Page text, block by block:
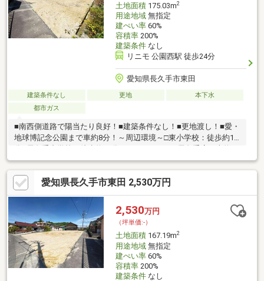
土地面積175.03m2
用途地域無指定
建ぺい率60%
容積率200%
建築条件なし
リニモ 公園西駅 徒歩24分
愛知県長久手市東田
建築条件なし 更地
本下水
都市ガス
■南西側道路で陽当たり良好！■建築条件なし！■更地渡し！■愛・
地球博記念公園まで車約8分！～周辺環境～□東小学校：徒歩約18
分□セブンイレブン長久手前熊寺田店：徒歩約19分□愛・地球博記
念公園：車約8分
愛知県長久手市東田 2,530万円
2,530万円
（坪単価:-）
土地面積167.19m2
用途地域無指定
建ぺい率60%
容積率200%
建築条件なし